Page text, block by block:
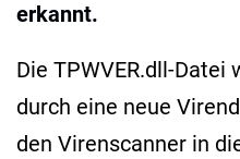
erkannt.
Die TPWVER.dll-Datei
durch eine neue
den Virenscanner in